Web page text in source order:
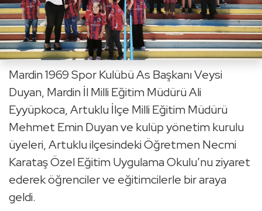
Mardin 1969 Spor Kulübü As Başkanı Veysi
Duyan, Mardin İl Milli Eğitim Müdürü Ali
Eyyüpkoca, Artuklu İlçe Milli Eğitim Müdürü
Mehmet Emin Duyan ve kulüp yönetim kurulu
üyeleri, Artuklu ilçesindeki Öğretmen Necmi
Karataş Özel Eğitim Uygulama Okulu’nu ziyaret
ederek öğrenciler ve eğitimcilerle bir araya
geldi.